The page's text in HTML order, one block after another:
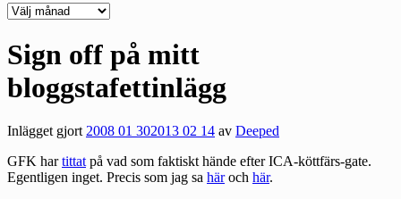
Deepedition
Sign off på mitt
bloggstafettinlägg
Inlägget gjort2008 01 302013 02 14 av Deeped
GFK hartittatpå vad som faktiskt hände efter ICA-köttfärs-gate.
Egentligen inget. Precis som jag sa häroch här.